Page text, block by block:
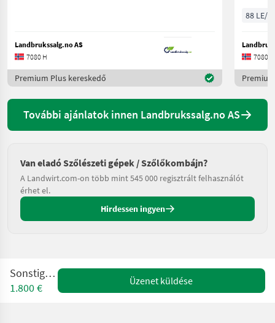
Landbrukssalg.no AS
7080 H
Premium Plus kereskedő
88 LE/
7080 H
További ajánlatok innen Landbrukssalg.no AS
Van eladó Szőlészeti gépek / Szőlőkombájn?
A Landwirt.com-on több mint 545 000 regisztrált felhasználót
érhet el.
Hirdessen ingyen
Sonstige 186
1.800 €
Üzenet küldése